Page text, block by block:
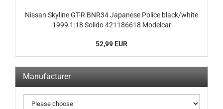
Nissan Skyline GT-R BNR34 Japanese Police black/white
1999 1:18 Solido 421186618 Modelcar
52,99 EUR
Manufacturer